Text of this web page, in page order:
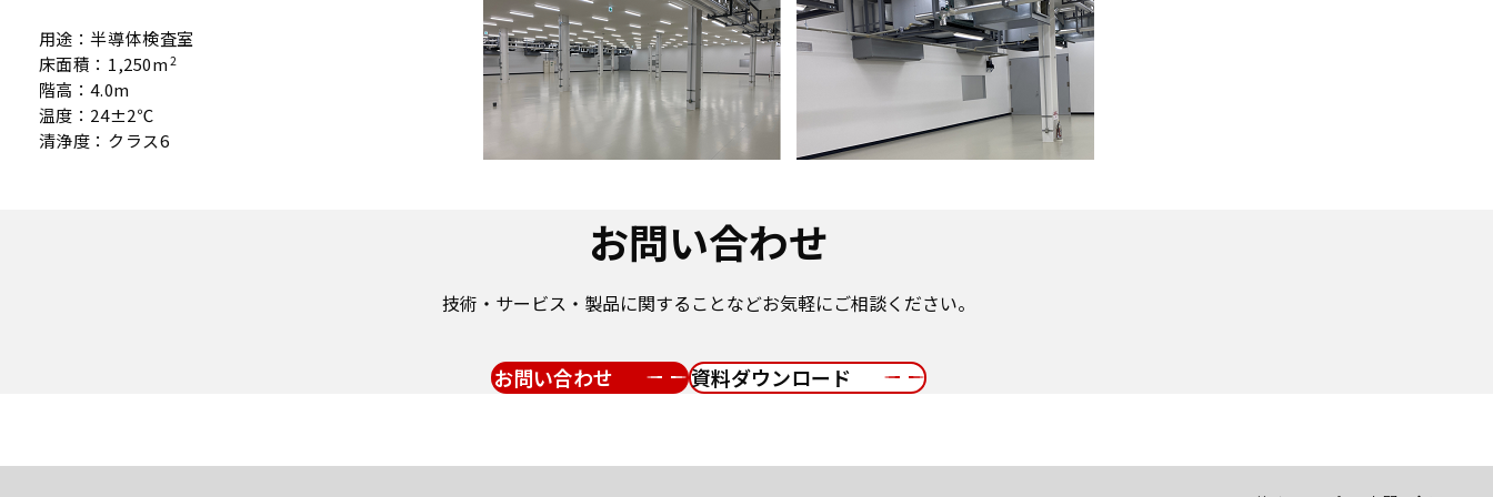
用途：半導体検査室
床面積：1,250m 2
階高：4.0m
温度：24±2℃
清浄度：クラス6
お問い合わせ
技術・サービス・製品に関することなどお気軽にご相談ください。
お問い合わせ 資料ダウンロード